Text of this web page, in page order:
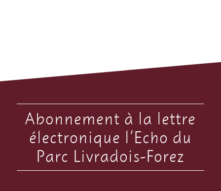
Abonnement à la lettre
électronique l’Echo du
Parc Livradois-Forez